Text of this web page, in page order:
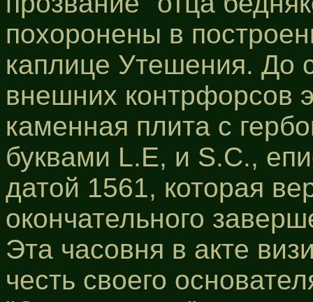
похоронены в
каплице Утешения. До
внешних контрфорсов
каменная плита с
буквами L.Е, и S.С.,
датой 1561, которая
окончательного
Эта часовня в акте
честь своего